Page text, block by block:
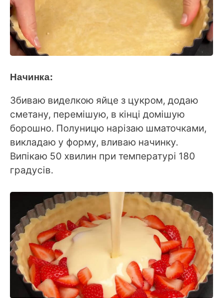
Начинка:
Збиваю виделкою яйце з цукром, додаю
сметану, перемішую, в кінці домішую
борошно. Полуницю нарізаю шматочками,
викладаю у форму, вливаю начинку.
Випікаю 50 хвилин при температурі 180
градусів.